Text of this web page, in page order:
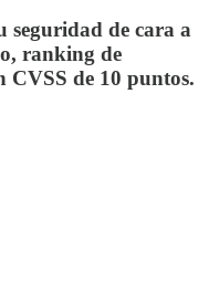
seguridad de cara a
ranking de
CVSS de 10 puntos.